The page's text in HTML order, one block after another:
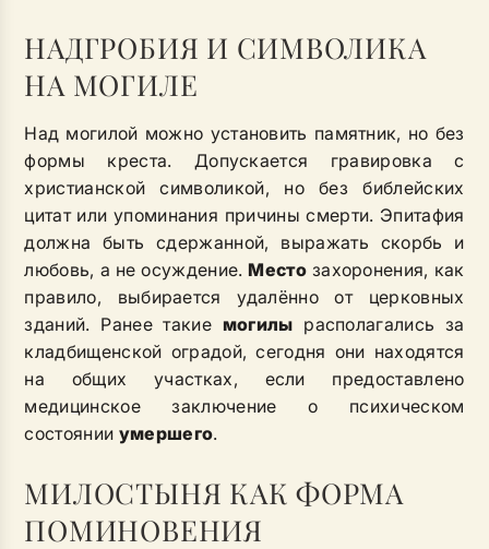
НАДГРОБИЯ И СИМВОЛИКА
НА МОГИЛЕ
Над могилой можно установить памятник, но без
формы креста. Допускается гравировка с
христианской символикой, но без библейских
цитат или упоминания причины смерти. Эпитафия
должна быть сдержанной, выражать скорбь и
любовь, а не осуждение.Место захоронения, как
правило, выбирается удалённо от церковных
зданий. Ранее такие могилы располагались за
кладбищенской оградой, сегодня они находятся
на общих участках, если предоставлено
медицинское заключение о психическом
состоянии умершего.
МИЛОСТЫНЯ КАК ФОРМА
ПОМИНОВЕНИЯ